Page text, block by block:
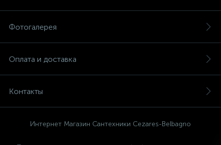
Фотогалерея
Оплата и доставка
Контакты
Интернет Магазин Сантехники Cezares-Belbagno